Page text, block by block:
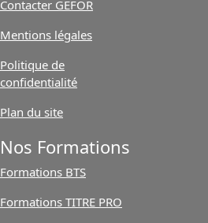
Contacter GEFOR
Mentions légales
Politique de
confidentialité
Plan du site
Nos Formations
Formations BTS
Formations TITRE PRO